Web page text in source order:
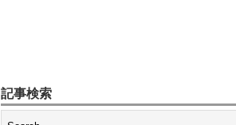
記事検索